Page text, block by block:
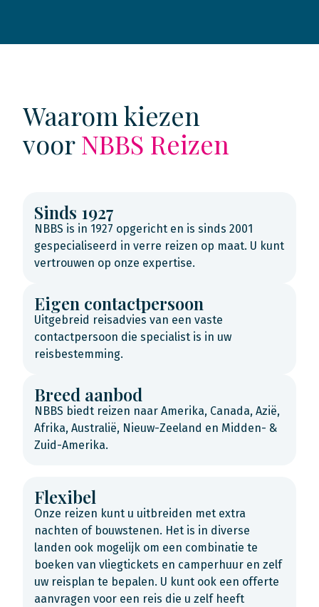
Waarom kiezen
voorNBBS Reizen
Sinds 1927
NBBS is in 1927 opgericht en is sinds 2001
gespecialiseerd in verre reizen op maat. U kunt
vertrouwen op onze expertise.
Eigen contactpersoon
Uitgebreid reisadvies van een vaste
contactpersoon die specialist is in uw
reisbestemming.
Breed aanbod
NBBS biedt reizen naar Amerika, Canada, Azië,
Afrika, Australië, Nieuw-Zeeland en Midden- &
Zuid-Amerika.
Flexibel
Onze reizen kunt u uitbreiden met extra
nachten of bouwstenen. Het is in diverse
landen ook mogelijk om een combinatie te
boeken van vliegtickets en camperhuur en zelf
uw reisplan te bepalen. U kunt ook een offerte
aanvragen voor een reis die u zelf heeft